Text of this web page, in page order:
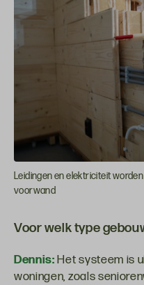
Leidingen en elektriciteit
voorwand
Voor welk type
Dennis: Het systeem is
woningen, zoals